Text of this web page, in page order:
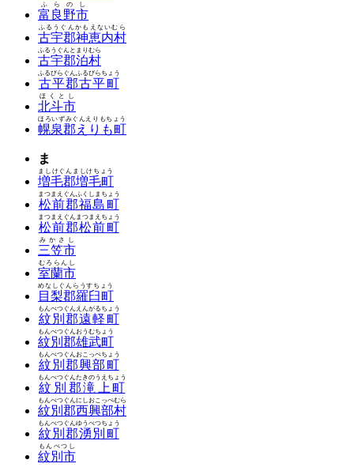
富良野市
ふらのし
古宇郡神恵内村
ふるうぐんかもえないむら
古宇郡泊村
ふるうぐんとまりむら
古平郡古平町
ふるびらぐんふるびらちょう
北斗市
ほくとし
幌泉郡えりも町
ほろいずみぐんえりもちょう
ま
増毛郡増毛町
ましけぐんましけちょう
松前郡福島町
まつまえぐんふくしまちょう
松前郡松前町
まつまえぐんまつまえちょう
三笠市
みかさし
室蘭市
むろらんし
目梨郡羅臼町
めなしぐんらうすちょう
紋別郡遠軽町
もんべつぐんえんがるちょう
紋別郡雄武町
もんべつぐんおうむちょう
紋別郡興部町
もんべつぐんおこっぺちょう
紋別郡滝上町
もんべつぐんたきのうえちょう
紋別郡西興部村
もんべつぐんにしおこっぺむら
紋別郡湧別町
もんべつぐんゆうべつちょう
紋別市
もんべつし